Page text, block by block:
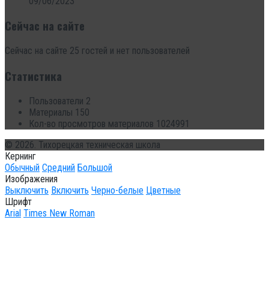
Сейчас на сайте
Сейчас на сайте 25 гостей и нет пользователей
Статистика
Пользователи 2
Материалы 150
Кол-во просмотров материалов 1024991
© 2026. Тихорецкая техническая школа
Кернинг
Обычный Средний Большой
Изображения
Выключить Включить Черно-белые Цветные
Шрифт
Arial Times New Roman